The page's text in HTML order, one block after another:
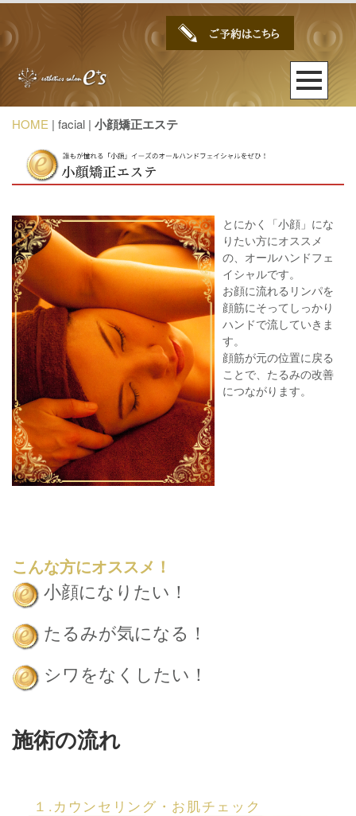
HOME | facial | 小顔矯正エステ
とにかく「小顔」にな
りたい方にオススメ
の、オールハンドフェ
イシャルです。
お顔に流れるリンパを
顔筋にそってしっかり
ハンドで流していきま
す。
顔筋が元の位置に戻る
ことで、たるみの改善
につながります。
こんな方にオススメ！
小顔になりたい！
たるみが気になる！
シワをなくしたい！
施術の流れ
１.カウンセリング・お肌チェック